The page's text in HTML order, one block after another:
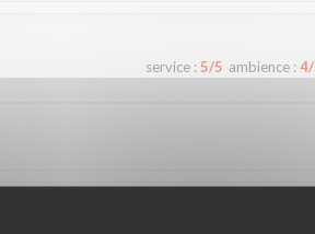
service: 5/5 ambience: 4/